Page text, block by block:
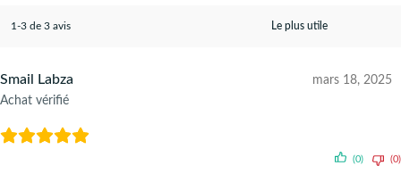
1-3 de 3 avis
Smail Labza
Achat vérifié
mars 18, 2025
(0) (0)